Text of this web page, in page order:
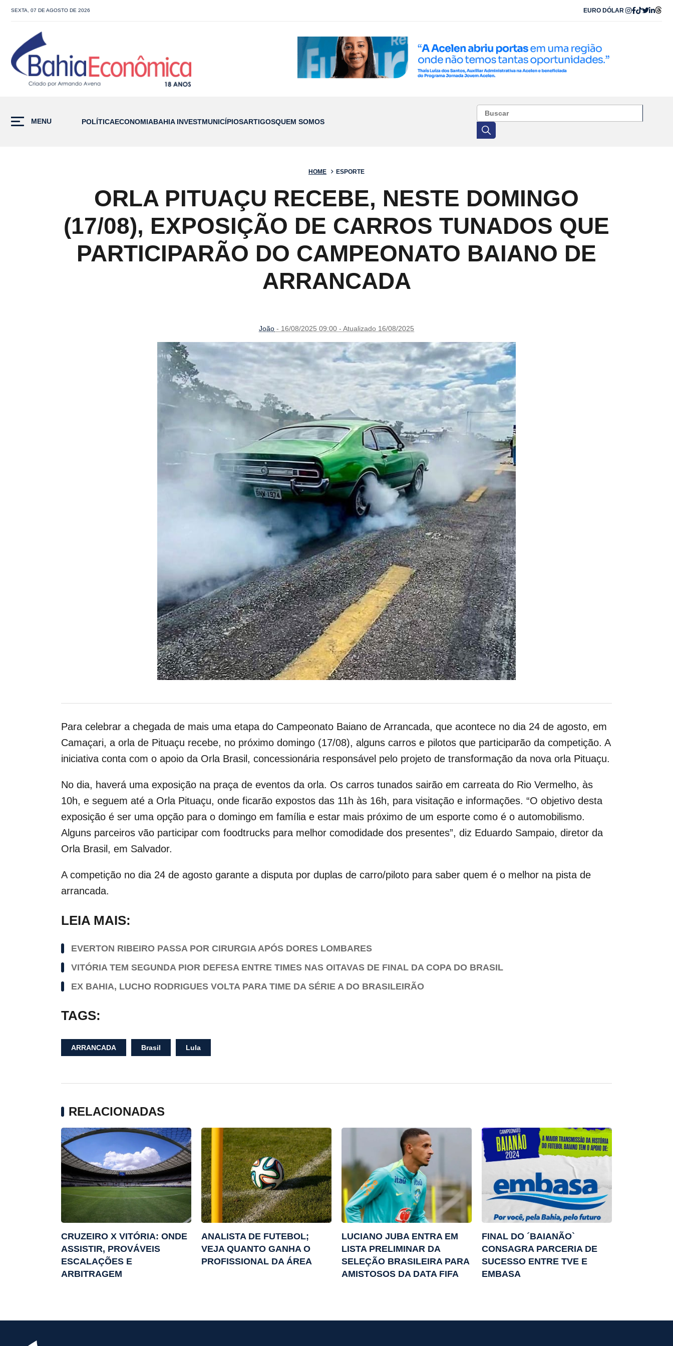
SEXTA, 07 DE AGOSTO DE 2026 EURO DÓLAR
MENU POLÍTICAECONOMIABAHIA INVESTMUNICÍPIOSARTIGOSQUEM SOMOS
HOME ESPORTE
ORLA PITUAÇU RECEBE, NESTE DOMINGO
(17/08), EXPOSIÇÃO DE CARROS TUNADOS QUE
PARTICIPARÃO DO CAMPEONATO BAIANO DE
ARRANCADA
João - 16/08/2025 09:00 - Atualizado 16/08/2025
Para celebrar a chegada de mais uma etapa do Campeonato Baiano de Arrancada, que acontece no dia 24 de agosto, em
Camaçari, a orla de Pituaçu recebe, no próximo domingo (17/08), alguns carros e pilotos que participarão da competição. A
iniciativa conta com o apoio da Orla Brasil, concessionária responsável pelo projeto de transformação da nova orla Pituaçu.
No dia, haverá uma exposição na praça de eventos da orla. Os carros tunados sairão em carreata do Rio Vermelho, às
10h, e seguem até a Orla Pituaçu, onde ficarão expostos das 11h às 16h, para visitação e informações. “O objetivo desta
exposição é ser uma opção para o domingo em família e estar mais próximo de um esporte como é o automobilismo.
Alguns parceiros vão participar com foodtrucks para melhor comodidade dos presentes”, diz Eduardo Sampaio, diretor da
Orla Brasil, em Salvador.
A competição no dia 24 de agosto garante a disputa por duplas de carro/piloto para saber quem é o melhor na pista de
arrancada.
LEIA MAIS:
EVERTON RIBEIRO PASSA POR CIRURGIA APÓS DORES LOMBARES
VITÓRIA TEM SEGUNDA PIOR DEFESA ENTRE TIMES NAS OITAVAS DE FINAL DA COPA DO BRASIL
EX BAHIA, LUCHO RODRIGUES VOLTA PARA TIME DA SÉRIE A DO BRASILEIRÃO
TAGS:
ARRANCADA Brasil Lula
RELACIONADAS
CRUZEIRO X VITÓRIA: ONDE
ASSISTIR, PROVÁVEIS
ESCALAÇÕES E
ARBITRAGEM
ANALISTA DE FUTEBOL;
VEJA QUANTO GANHA O
PROFISSIONAL DA ÁREA
LUCIANO JUBA ENTRA EM
LISTA PRELIMINAR DA
SELEÇÃO BRASILEIRA PARA
AMISTOSOS DA DATA FIFA
FINAL DO ´BAIANÃO`
CONSAGRA PARCERIA DE
SUCESSO ENTRE TVE E
EMBASA